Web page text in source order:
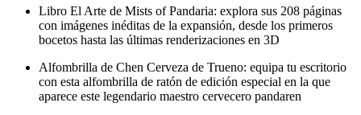
Libro El Arte de Mists of Pandaria: explora sus 208 páginas
con imágenes inéditas de la expansión, desde los primeros
bocetos hasta las últimas renderizaciones en 3D
Alfombrilla de Chen Cerveza de Trueno: equipa tu escritorio
con esta alfombrilla de ratón de edición especial en la que
aparece este legendario maestro cervecero pandaren